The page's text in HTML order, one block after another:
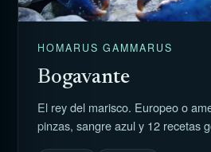
HOMARUS GAMMARUS
Bogavante
El rey del marisco. Europeo o
pinzas, sangre azul y 12 recetas